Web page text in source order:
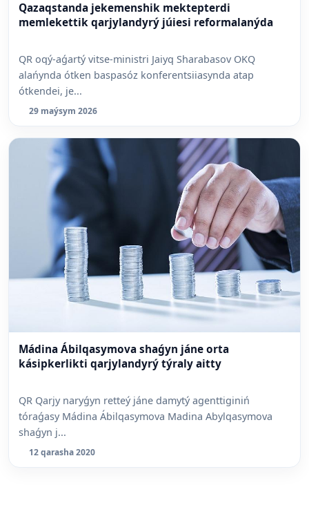
Qazaqstanda jekemenshik mektepterdi
memlekettik qarjylandyrý júiesi reformalanýda
QR oqý-aǵartý vitse-ministri Jaiyq Sharabasov OKQ
alańynda ótken baspasóz konferentsiiasynda atap
ótkendei, je...
29 maýsym 2026
Mádina Ábilqasymova shaǵyn jáne orta
kásipkerlikti qarjylandyrý týraly aitty
QR Qarjy naryǵyn retteý jáne damytý agenttiginiń
tóraǵasy Mádina Ábilqasymova Madina Abylqasymova
shaǵyn j...
12 qarasha 2020